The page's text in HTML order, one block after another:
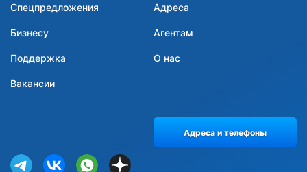
Спецпредложения Адреса
Бизнесу Агентам
Поддержка О нас
Вакансии
Адреса и телефоны